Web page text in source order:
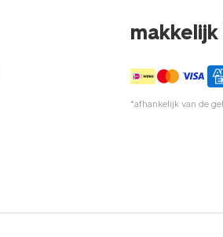
*afhankelijk van de